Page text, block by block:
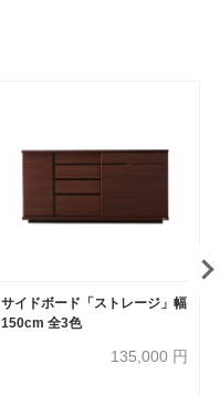
サイドボード「ストレージ」幅
150cm 全3色
135,000 円